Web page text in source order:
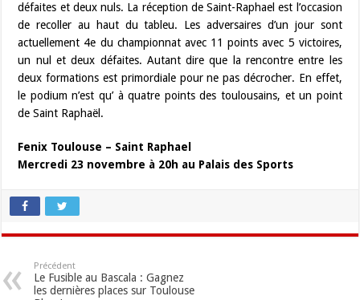
défaites et deux nuls. La réception de Saint-Raphael est l’occasion
de recoller au haut du tableu. Les adversaires d’un jour sont
actuellement 4e du championnat avec 11 points avec 5 victoires,
un nul et deux défaites. Autant dire que la rencontre entre les
deux formations est primordiale pour ne pas décrocher. En effet,
le podium n’est qu’ à quatre points des toulousains, et un point
de Saint Raphaël.
Fenix Toulouse – Saint Raphael
Mercredi 23 novembre à 20h au Palais des Sports
Précédent
Le Fusible au Bascala : Gagnez
les dernières places sur Toulouse